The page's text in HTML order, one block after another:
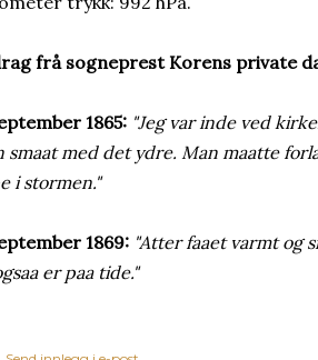
frå sogneprest Korens private
1865: "Jeg var inde ved
smaat med det ydre. Man maatte
i stormen."
1869: "Atter faaet varmt og
er paa tide."